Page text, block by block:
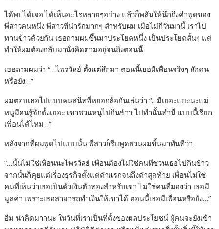
ได้พบได้เจอ ได้เห็นอะไรหลายๆอย่าง แล้วก็พลันให้นึกถึงคำพูดของ
พี่สาวคนหนึ่ง พี่สาวที่น่ารักมากๆ สำหรับผม เมื่อไม่กี่วันมานี้ เราไป
ทานข้าวด้วยกัน เธอถามผมขึ้นมาประโยคหนึ่ง เป็นประโยคสั้นๆ แต่
ทำให้ผมต้องกลับมานั่งคิดตามอยู่จนถึงตอนนี้
เธอถามผมว่า “…ไพรวัลย์ ตั้งแต่สึกมา ตอนนี้เธอมีเพื่อนจริงๆ สักคน
หรือยัง…”
ผมตอบเธอไปแบบคนสนิทที่หยอกล้อกันเล่นว่า “…มีเยอะแยะนะแม่
หนูมีคนรู้จักตั้งเยอะ เขาชวนหนูไปกินข้าว ไปทำนั้นทำนี่ แบบนี้เรียก
เพื่อนได้ไหม…”
หลังจากที่ผมพูดไปแบบนั้น พี่สาวก็รีบพูดสวนผมขึ้นมาทันทีว่า
“…นั้นไม่ใช่เพื่อนนะไพรวัลย์ เพื่อนต้องไม่ใช่คนที่ชวนเธอไปกินข้าว
จากนั้นก็คุยแต่เรื่องธุรกิจตั้งแต่คำแรกจนถึงคำสุดท้าย เพื่อนไม่ใช่
คนที่เห็นว่าเธอเป็นตัวเงินตัวทองสำหรับเขา ไม่ใช่คนที่มองว่า เธอมี
มูลค่า เพราะเธอสามารถทำเงินให้เขาได้ ตอนนี้เธอมีเพื่อนหรือยัง…”
อืม น่าคิดมากนะ ในวันที่เราเป็นที่ตั้งของผลประโยชน์ ผู้คนจะยังเข้า